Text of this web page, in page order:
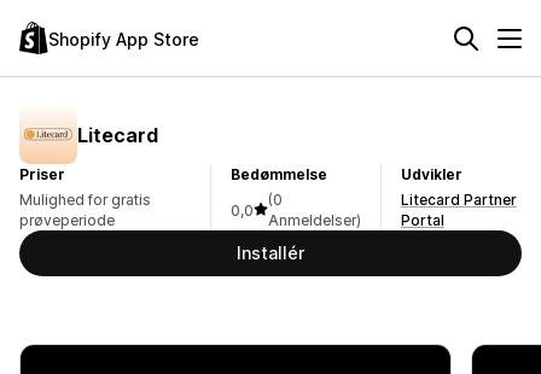
Shopify App Store
Litecard
Priser
Mulighed for gratis
prøveperiode
Bedømmelse
0,0
(0
Anmeldelser)
Udvikler
Litecard Partner
Portal
Installér